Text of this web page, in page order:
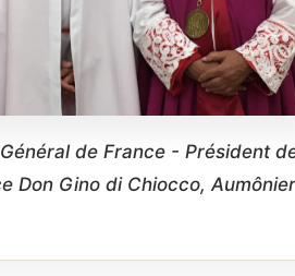
de France - Président
Don Gino di Chiocco,